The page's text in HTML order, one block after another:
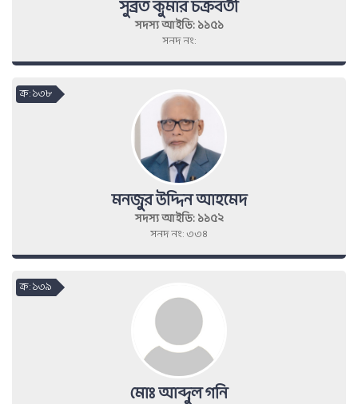
সুব্রত কুমার চক্রবতী
সদস্য আইডি: ১১৫১
সনদ নং:
মনজুর উদ্দিন আহমেদ
সদস্য আইডি: ১১৫২
সনদ নং: ৩৩৪
ক্র : ১৩৮
মোঃ আব্দুল গনি
ক্র : ১৩৯